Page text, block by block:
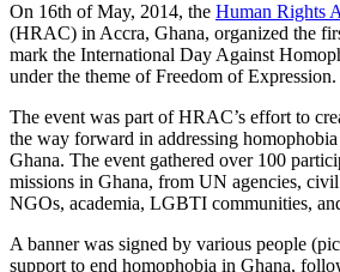
On 16th of May, 2014, the Human Rights
(HRAC) in Accra, Ghana, organized the
mark the International Day Against
under the theme of Freedom of Expression.
The event was part of HRAC’s effort to
the way forward in addressing
Ghana. The event gathered over 100
missions in Ghana, from UN agencies,
NGOs, academia, LGBTI communities,
A banner was signed by various people
support to end homophobia in Ghana,